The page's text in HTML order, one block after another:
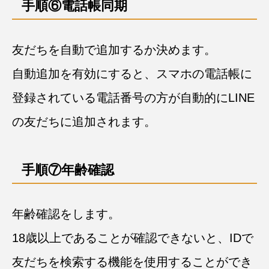
手順⑥電話帳同期
友だちを自動で追加するか決めます。
自動追加を有効にすると、スマホの電話帳に
登録されている電話番号の方が自動的にLINE
の友だちに追加されます。
手順⑦年齢確認
年齢確認をします。
18歳以上であることが確認できないと、IDで
友だちを検索する機能を使用することができ